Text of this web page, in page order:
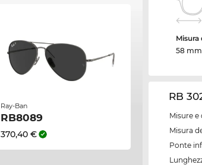
Ray-Ban
RB8089
370,40 €
Misura
58 mm
RB
Misure e
Misura
Ponte